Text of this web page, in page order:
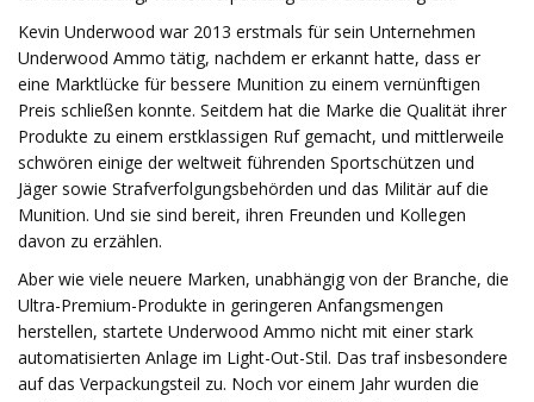
Kevin Underwood war 2013 erstmals für sein Unternehmen
Underwood Ammo tätig, nachdem er erkannt hatte, dass er
eine Marktlücke für bessere Munition zu einem vernünftigen
Preis schließen konnte. Seitdem hat die Marke die Qualität ihrer
Produkte zu einem erstklassigen Ruf gemacht, und mittlerweile
schwören einige der weltweit führenden Sportschützen und
Jäger sowie Strafverfolgungsbehörden und das Militär auf die
Munition. Und sie sind bereit, ihren Freunden und Kollegen
davon zu erzählen.
Aber wie viele neuere Marken, unabhängig von der Branche, die
Ultra-Premium-Produkte in geringeren Anfangsmengen
herstellen, startete Underwood Ammo nicht mit einer stark
automatisierten Anlage im Light-Out-Stil. Das traf insbesondere
auf das Verpackungsteil zu. Noch vor einem Jahr wurden die